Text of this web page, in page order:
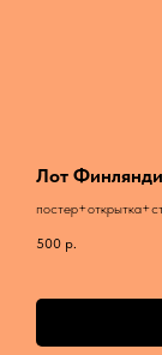
Лот
500 р.